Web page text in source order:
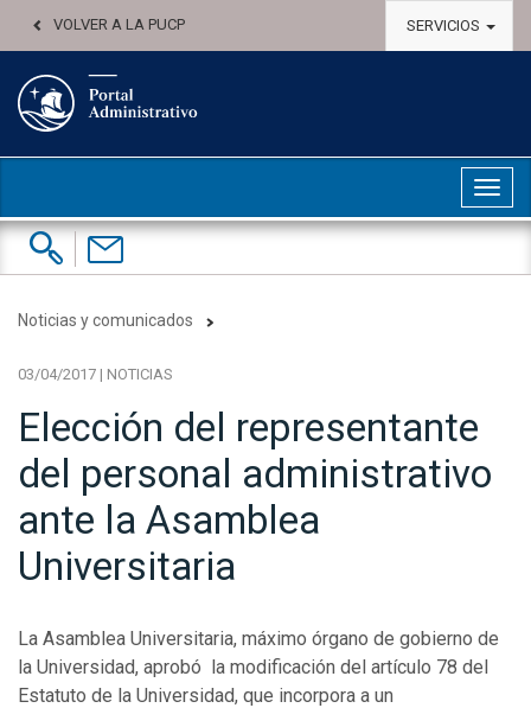
VOLVER A LA PUCP SERVICIOS
Buscar:
Contáctenos
Noticias y comunicados
03/04/2017 | NOTICIAS
Elección del representante
del personal administrativo
ante la Asamblea
Universitaria
La Asamblea Universitaria, máximo órgano de gobierno de
la Universidad, aprobó la modificación del artículo 78 del
Estatuto de la Universidad, que incorpora a un